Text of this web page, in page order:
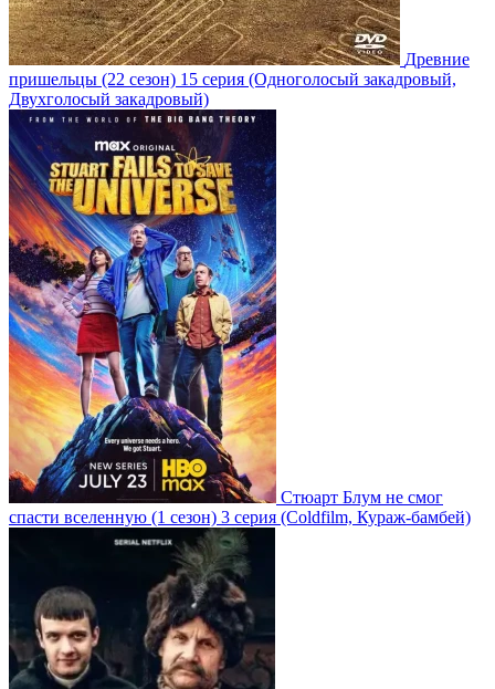
Древние
пришельцы (22 сезон) 15 серия (Одноголосый закадровый,
Двухголосый закадровый)
Стюарт Блум не смог
спасти вселенную (1 сезон) 3 серия (Coldfilm, Кураж-бамбей)